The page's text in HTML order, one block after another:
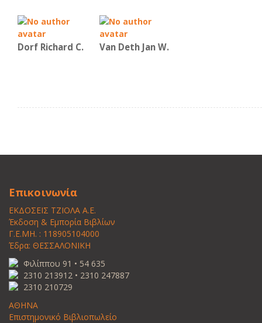
Dorf Richard C. Van Deth Jan W.
Επικοινωνία
ΕΚΔΟΣΕΙΣ ΤΖΙΟΛΑ Α.Ε.
Έκδοση & Εμπορία Βιβλίων
Γ.Ε.ΜΗ. : 118905104000
Έδρα: ΘΕΣΣΑΛΟΝΙΚΗ
Φιλίππου 91 • 54 635
2310 213912 • 2310 247887
2310 210729
ΑΘΗΝΑ
Επιστημονικό Βιβλιοπωλείο